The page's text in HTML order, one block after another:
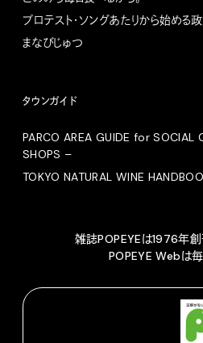
プロテスト・ソングあたりから始める
まなびじゅつ
タウンガイド
PARCO AREA GUIDE for SOCIAL
SHOPS –
TOKYO NATURAL WINE
雑誌POPEYEは1976年創
POPEYE Webは毎